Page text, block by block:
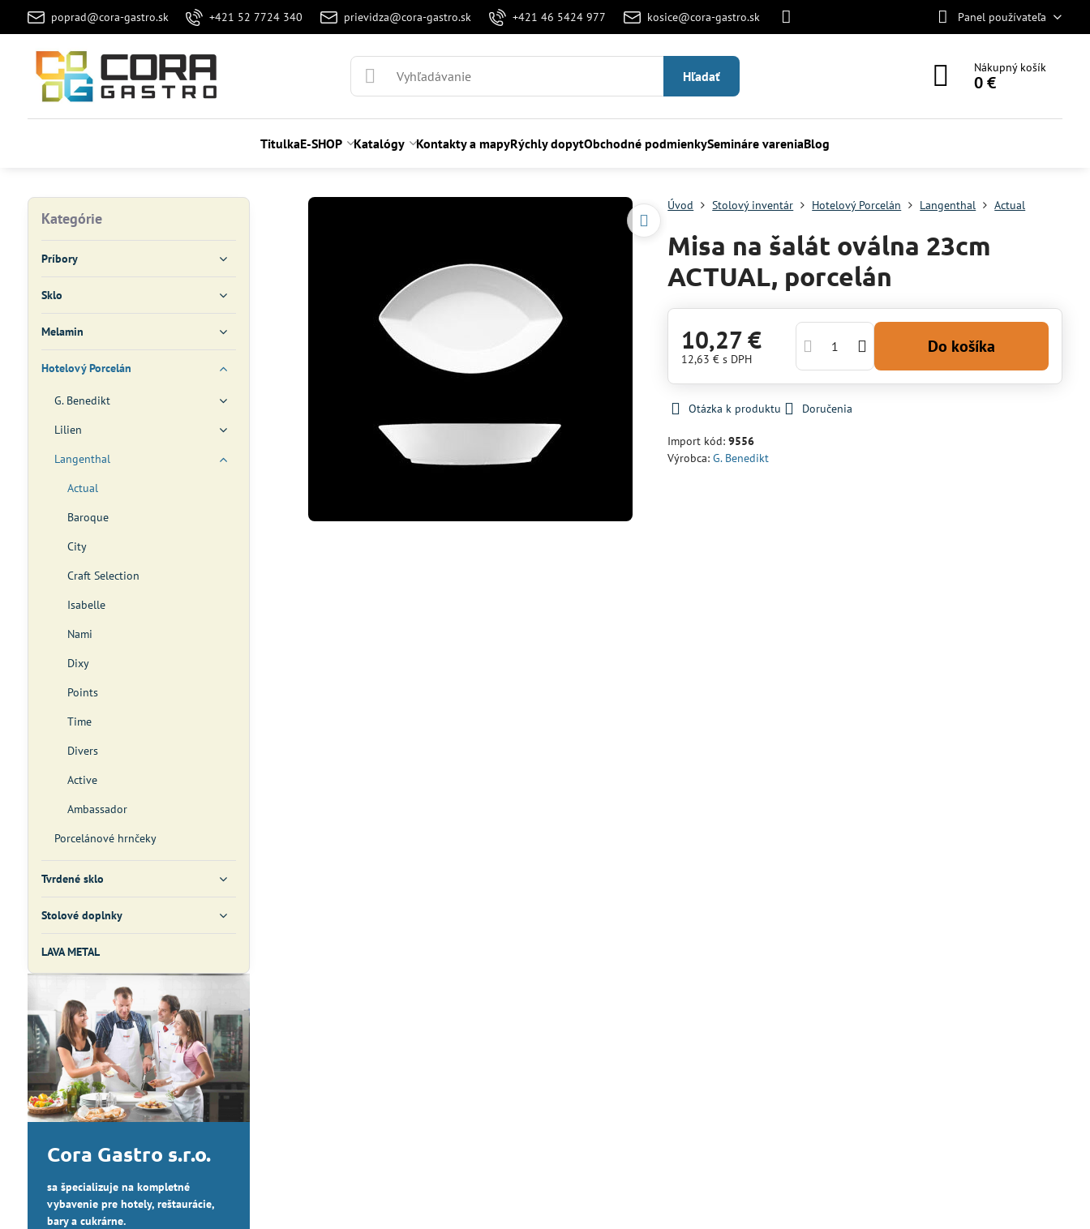
poprad@cora-gastro.sk +421 52 7724 340 prievidza@cora-gastro.sk +421 46 5424 977 kosice@cora-gastro.sk Panel používateľa
Hľadať
Nákupný košík
0 €
TitulkaE-SHOP Katalógy Kontakty a mapyRýchly dopytObchodné podmienkySemináre vareniaBlog
Úvod Stolový inventár Hotelový Porcelán Langenthal Actual
Misa na šalát oválna 23cm
ACTUAL, porcelán
10,27 €
12,63 €s DPH
Do košíka
Otázka k produktu Doručenia
Import kód:9556
Výrobca:G. Benedikt
Kategórie
Príbory
Sklo
Melamin
Hotelový Porcelán
G. Benedikt
Lilien
Langenthal
Actual
Baroque
City
Craft Selection
Isabelle
Nami
Dixy
Points
Time
Divers
Active
Ambassador
Porcelánové hrnčeky
Tvrdené sklo
Stolové doplnky
LAVA METAL
Cora Gastro s.r.o.
sa špecializuje na kompletné
vybavenie pre hotely, reštaurácie,
bary a cukrárne.